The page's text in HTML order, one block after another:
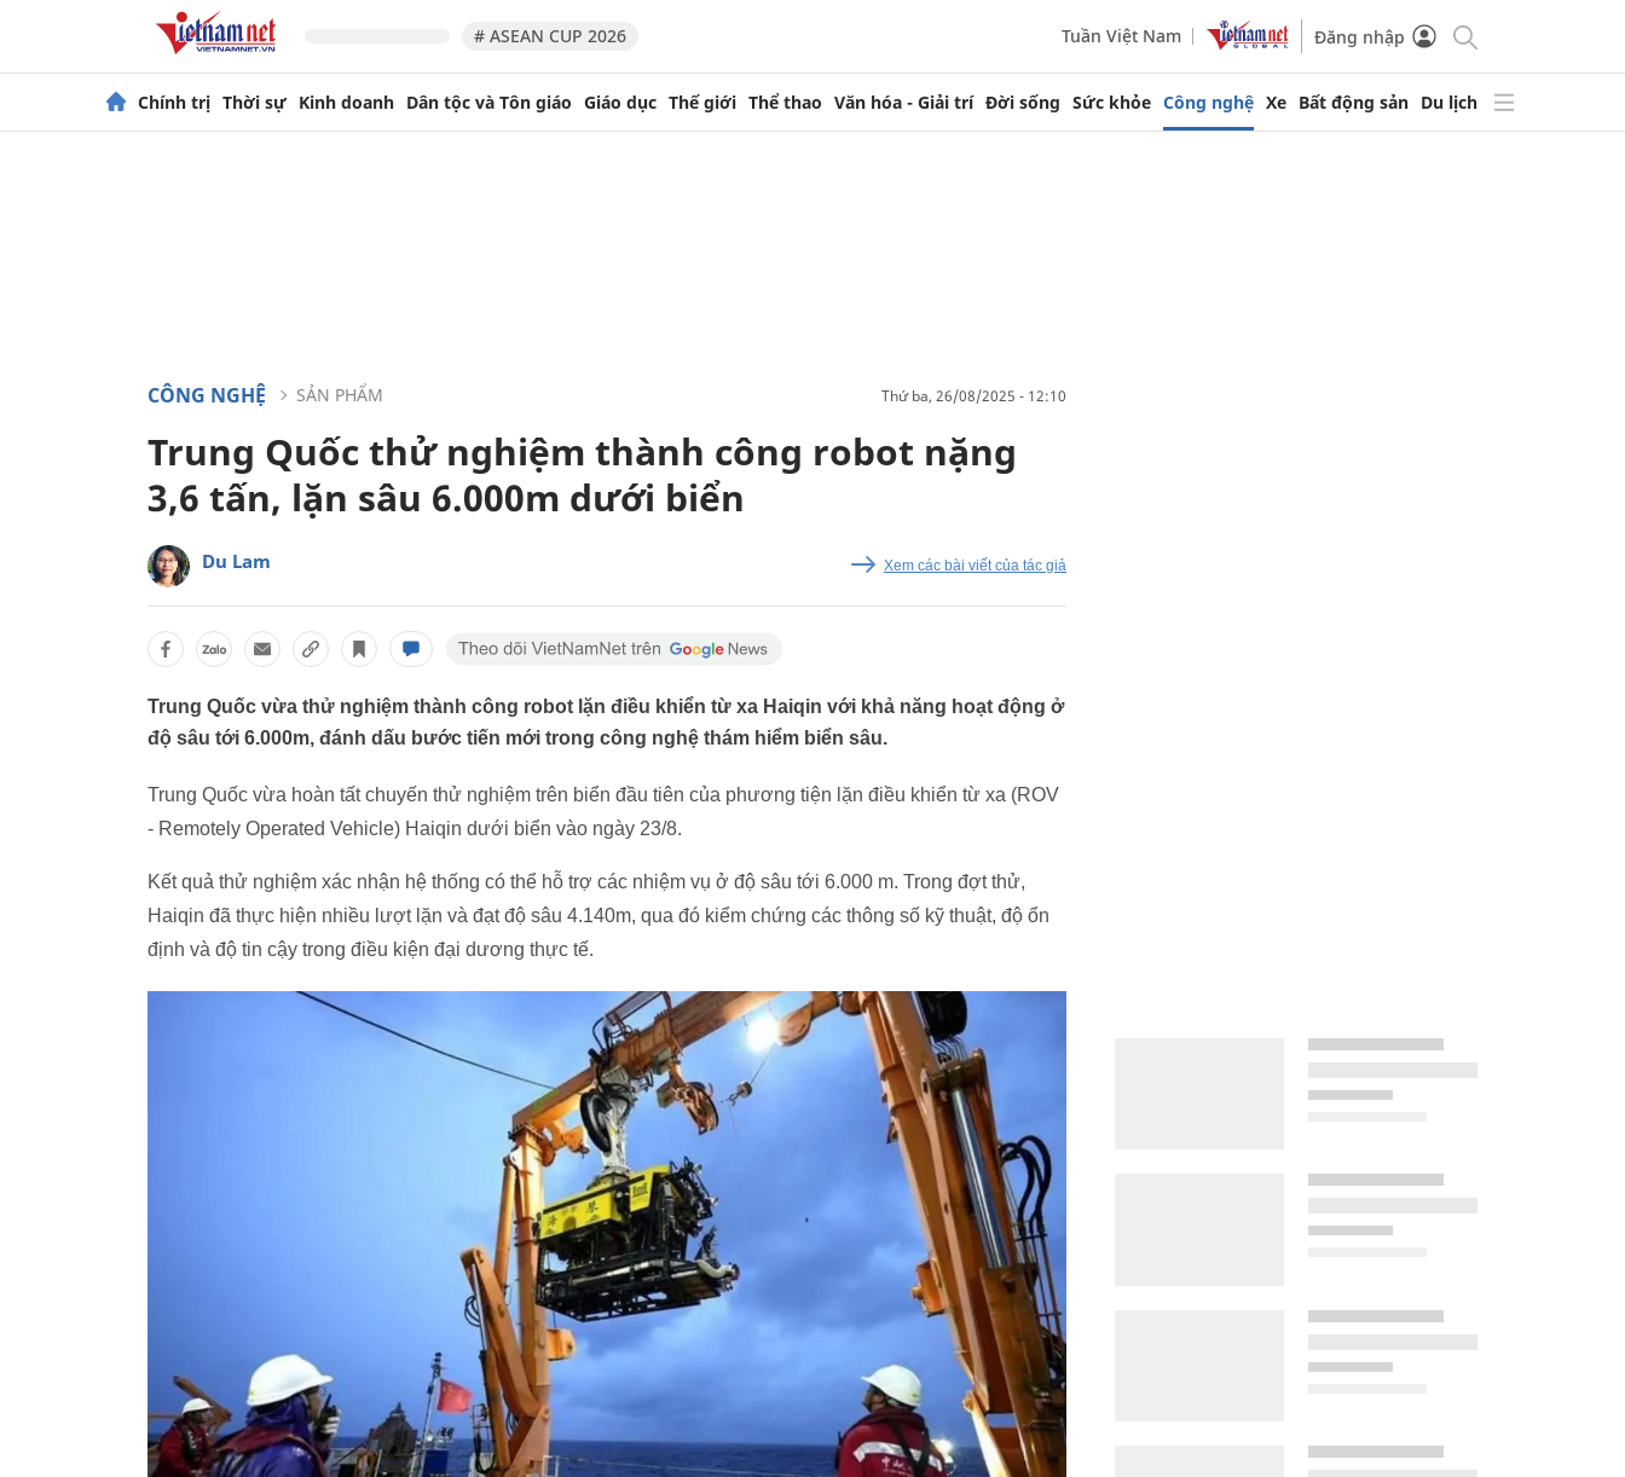
# ASEAN CUP 2026 Tuần Việt Nam Đăng nhập
Chính trị Thời sự Kinh doanh Dân tộc và Tôn giáo Giáo dục Thế giới Thể thao Văn hóa - Giải trí Đời sống Sức khỏe Công nghệ Xe Bất động sản Du lịch
CÔNG NGHỆ SẢN PHẨM thứ ba, 26/08/2025 - 12:10
Trung Quốc thử nghiệm thành công robot nặng
3,6 tấn, lặn sâu 6.000m dưới biển
Du Lam Xem các bài viết của tác giả
Trung Quốc vừa thử nghiệm thành công robot lặn điều khiển từ xa Haiqin với khả năng hoạt động ở
độ sâu tới 6.000m, đánh dấu bước tiến mới trong công nghệ thám hiểm biển sâu.
Trung Quốc vừa hoàn tất chuyến thử nghiệm trên biển đầu tiên của phương tiện lặn điều khiển từ xa (ROV
- Remotely Operated Vehicle) Haiqin dưới biển vào ngày 23/8.
Kết quả thử nghiệm xác nhận hệ thống có thể hỗ trợ các nhiệm vụ ở độ sâu tới 6.000 m. Trong đợt thử,
Haiqin đã thực hiện nhiều lượt lặn và đạt độ sâu 4.140m, qua đó kiểm chứng các thông số kỹ thuật, độ ổn
định và độ tin cậy trong điều kiện đại dương thực tế.